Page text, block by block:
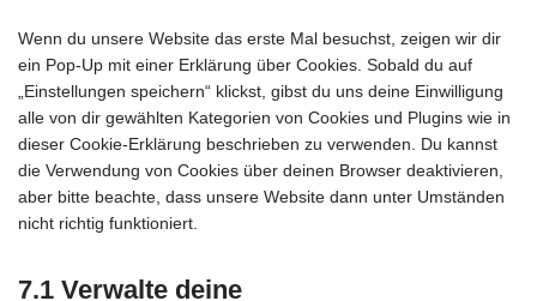
Wenn du unsere Website das erste Mal besuchst, zeigen wir dir
ein Pop-Up mit einer Erklärung über Cookies. Sobald du auf
„Einstellungen speichern“ klickst, gibst du uns deine Einwilligung
alle von dir gewählten Kategorien von Cookies und Plugins wie in
dieser Cookie-Erklärung beschrieben zu verwenden. Du kannst
die Verwendung von Cookies über deinen Browser deaktivieren,
aber bitte beachte, dass unsere Website dann unter Umständen
nicht richtig funktioniert.
7.1 Verwalte deine